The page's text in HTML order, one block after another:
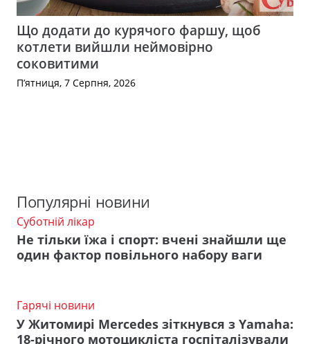
Що додати до курячого фаршу, щоб
котлети вийшли неймовірно
соковитими
П’ятниця, 7 Серпня, 2026
Популярні новини
Суботній лікар
Не тільки їжа і спорт: вчені знайшли ще
один фактор повільного набору ваги
Гарячі новини
У Житомирі Mercedes зіткнувся з Yamaha:
18-річного мотоцикліста госпіталізували